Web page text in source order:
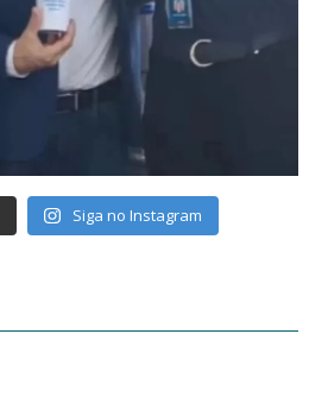
Siga no Instagram